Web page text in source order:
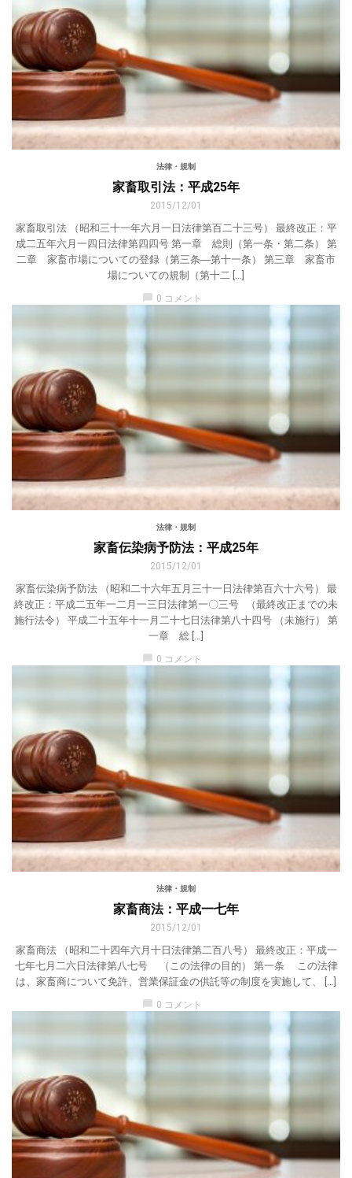
法律・規制
家畜取引法：平成25年
2015/12/01
家畜取引法 （昭和三十一年六月一日法律第百二十三号） 最終改正：平
成二五年六月一四日法律第四四号 第一章 総則（第一条・第二条） 第
二章 家畜市場についての登録（第三条―第十一条） 第三章 家畜市
場についての規制（第十二 […]
chat_bubble 0 コメント
法律・規制
家畜伝染病予防法：平成25年
2015/12/01
家畜伝染病予防法 （昭和二十六年五月三十一日法律第百六十六号） 最
終改正：平成二五年一二月一三日法律第一〇三号 （最終改正までの未
施行法令） 平成二十五年十一月二十七日法律第八十四号 （未施行） 第
一章 総 […]
chat_bubble 0 コメント
法律・規制
家畜商法：平成一七年
2015/12/01
家畜商法 （昭和二十四年六月十日法律第二百八号） 最終改正：平成一
七年七月二六日法律第八七号 （この法律の目的） 第一条 この法律
は、家畜商について免許、営業保証金の供託等の制度を実施して、 […]
0 コメント